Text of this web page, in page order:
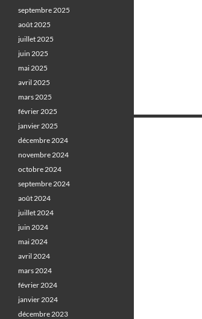
septembre 2025
août 2025
juillet 2025
juin 2025
mai 2025
avril 2025
mars 2025
février 2025
janvier 2025
décembre 2024
novembre 2024
octobre 2024
septembre 2024
août 2024
juillet 2024
juin 2024
mai 2024
avril 2024
mars 2024
février 2024
janvier 2024
décembre 2023